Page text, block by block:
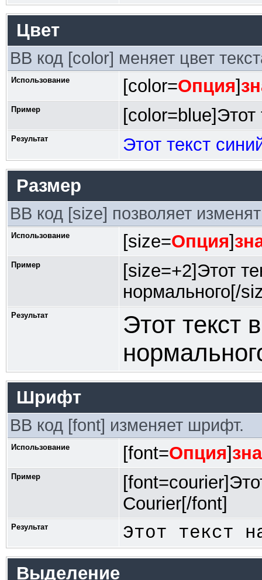
Цвет
BB код [color] меняет цвет
Использование [color=Опция]
Пример [color=blue]Этот
Результат
Этот текст
Размер
BB код [size] позволяет
Использование [size=Опция]
Пример
[size=+2]Этот
нормального[/
Результат
Этот текст
Шрифт
BB код [font] изменяет шрифт.
Использование [font=Опция]
Пример
Courier[/font]
Результат
Этот текст
Выделение